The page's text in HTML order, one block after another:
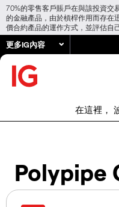
70%的零售客戶賬戶在與該投資交
的金融產品，由於槓桿作用而存在
價合約產品的運作方式，並評估自
更多IG內容
在這裡，
Polypipe